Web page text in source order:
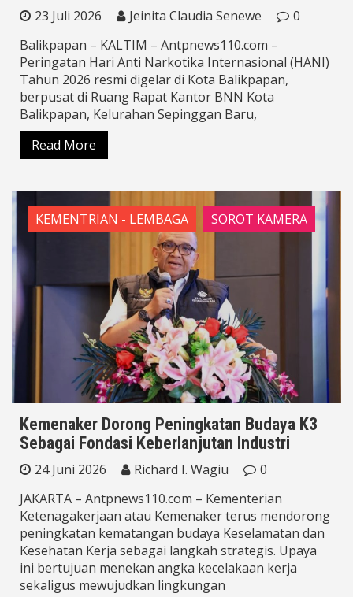
23 Juli 2026 Jeinita Claudia Senewe
0
Balikpapan – KALTIM – Antpnews110.com –
Peringatan Hari Anti Narkotika Internasional (HANI)
Tahun 2026 resmi digelar di Kota Balikpapan,
berpusat di Ruang Rapat Kantor BNN Kota
Balikpapan, Kelurahan Sepinggan Baru,
Read More
KEMENTRIAN - LEMBAGA SOROT KAMERA
Kemenaker Dorong Peningkatan Budaya K3
Sebagai Fondasi Keberlanjutan Industri
24 Juni 2026 Richard I. Wagiu
0
JAKARTA – Antpnews110.com – Kementerian
Ketenagakerjaan atau Kemenaker terus mendorong
peningkatan kematangan budaya Keselamatan dan
Kesehatan Kerja sebagai langkah strategis. Upaya
ini bertujuan menekan angka kecelakaan kerja
sekaligus mewujudkan lingkungan